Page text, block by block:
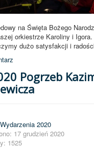
na Święta Bożego
orkiestrze Karoliny i
dużo satysfakcji i
Pogrzeb
Wydarzenia 2020
17 grudzień 2020
1525